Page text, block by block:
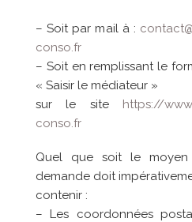
– Soit par mail à :
conso.fr
– Soit en remplissant le
« Saisir le médiateur »
sur le site https://
conso.fr
Quel que soit le
demande doit
contenir :
– Les coordonnées